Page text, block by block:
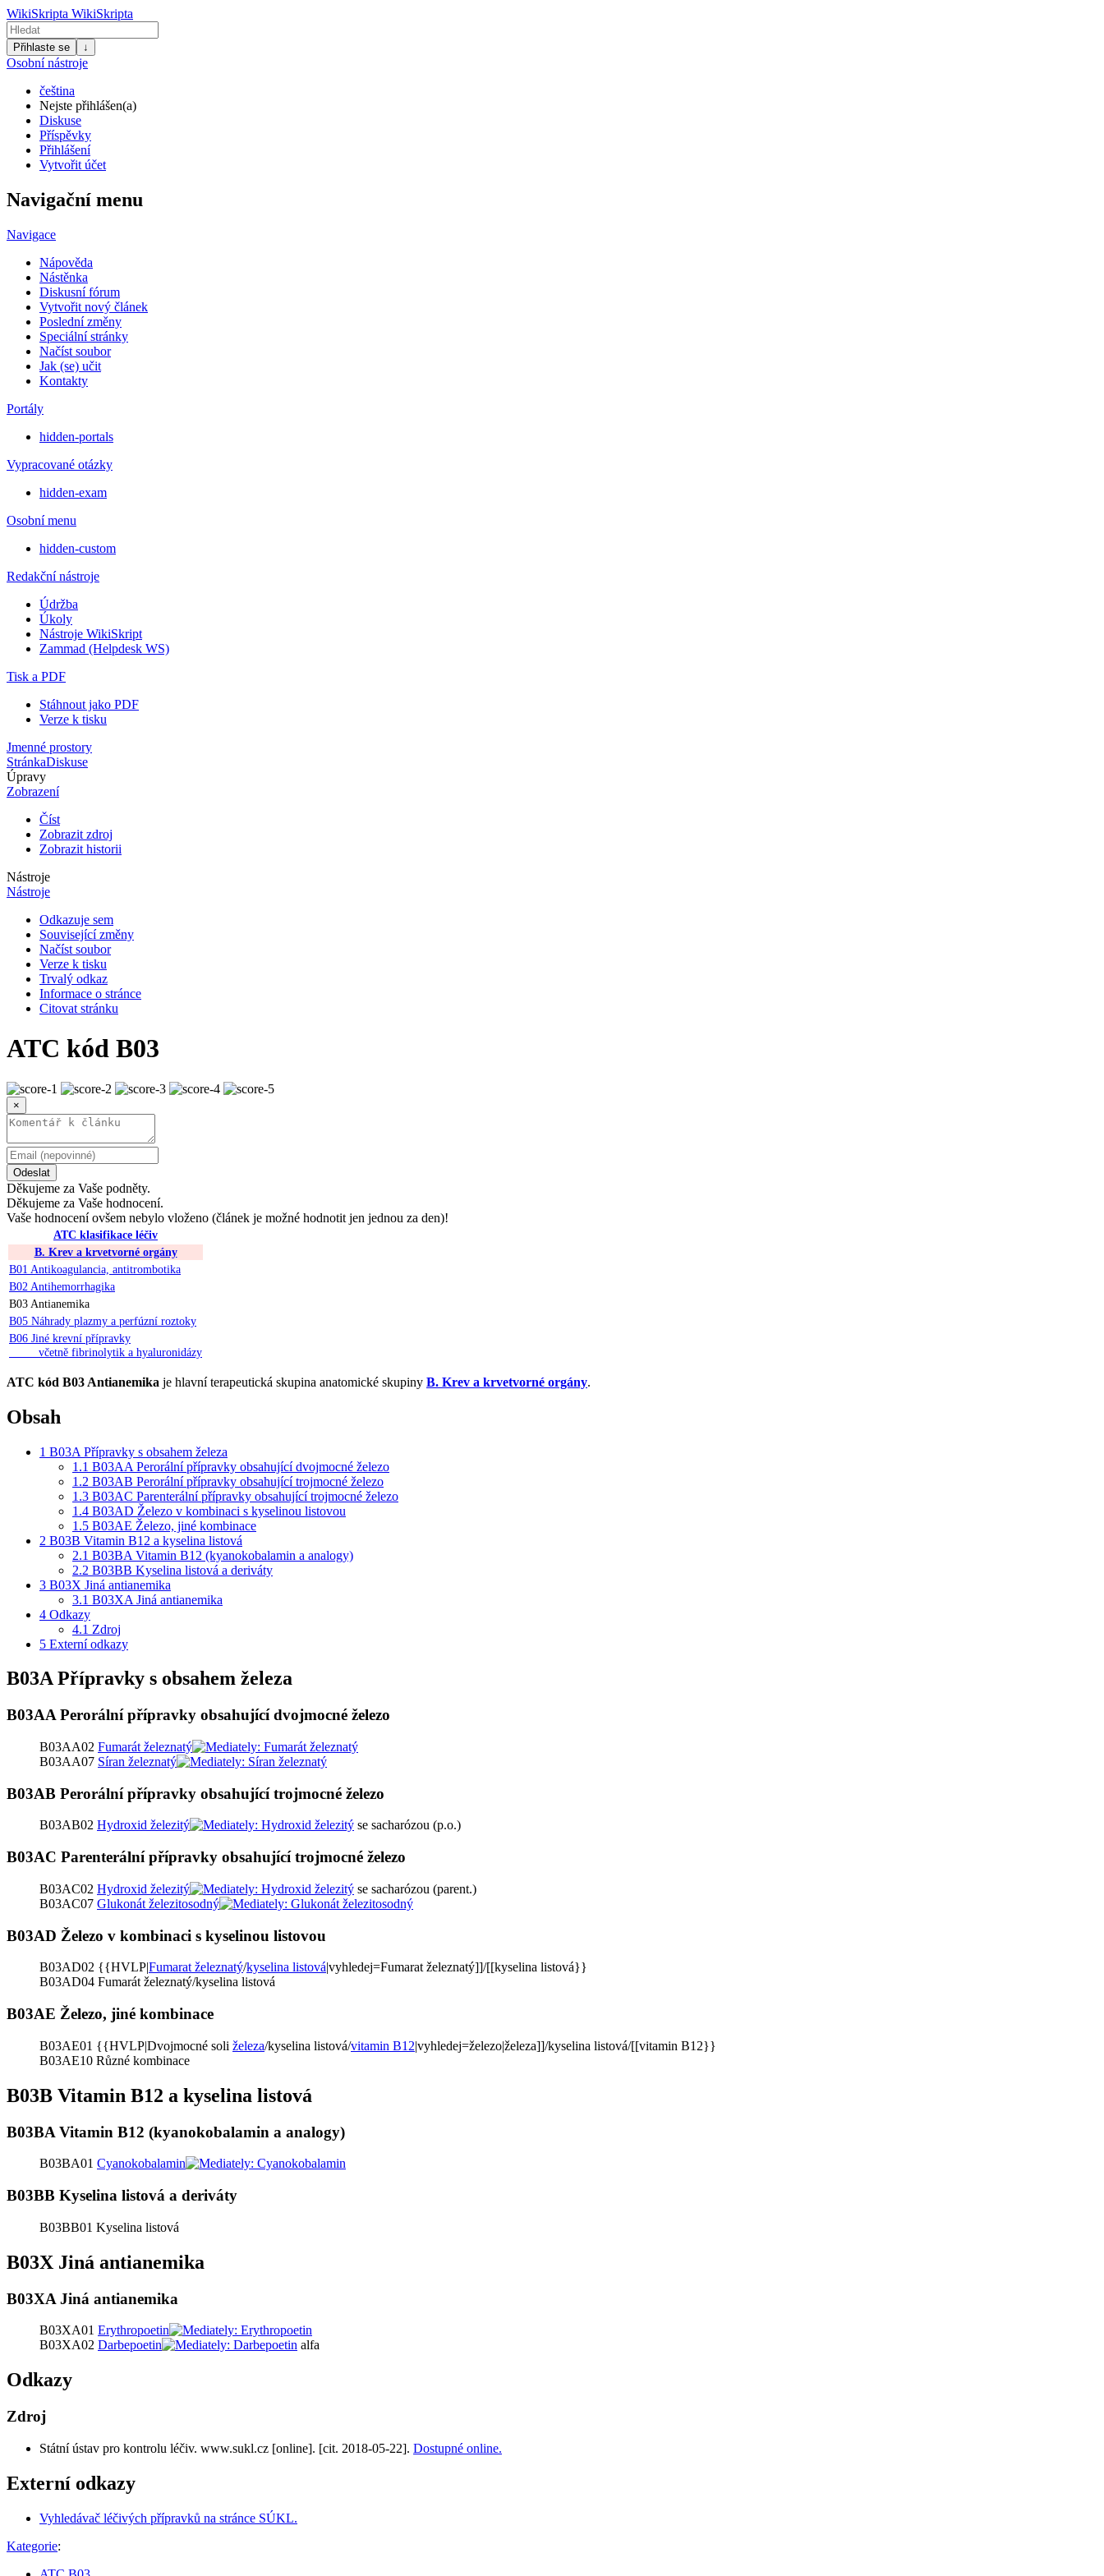
WikiSkripta WikiSkripta
Přihlaste se ↓
Osobní nástroje
čeština
Nejste přihlášen(a)
Diskuse
Příspěvky
Přihlášení
Vytvořit účet
Navigační menu
Navigace
Nápověda
Nástěnka
Diskusní fórum
Vytvořit nový článek
Poslední změny
Speciální stránky
Načíst soubor
Jak (se) učit
Kontakty
Portály
hidden-portals
Vypracované otázky
hidden-exam
Osobní menu
hidden-custom
Redakční nástroje
Údržba
Úkoly
Nástroje WikiSkript
Zammad (Helpdesk WS)
Tisk a PDF
Stáhnout jako PDF
Verze k tisku
Jmenné prostory
StránkaDiskuse
Úpravy
Zobrazení
Číst
Zobrazit zdroj
Zobrazit historii
Nástroje
Nástroje
Odkazuje sem
Související změny
Načíst soubor
Verze k tisku
Trvalý odkaz
Informace o stránce
Citovat stránku
ATC kód B03
×
Odeslat
Děkujeme za Vaše podněty.
Děkujeme za Vaše hodnocení.
Vaše hodnocení ovšem nebylo vloženo (článek je možné hodnotit jen jednou za den)!
ATC klasifikace léčiv
B. Krev a krvetvorné orgány
B01 Antikoagulancia, antitrombotika
B02 Antihemorrhagika
B03 Antianemika
B05 Náhrady plazmy a perfúzní roztoky
B06 Jiné krevní přípravky
včetně fibrinolytik a hyaluronidázy
ATC kód B03 Antianemika je hlavní terapeutická skupina anatomické skupiny B. Krev a krvetvorné orgány.
Obsah
1 B03A Přípravky s obsahem železa
1.1 B03AA Perorální přípravky obsahující dvojmocné železo
1.2 B03AB Perorální přípravky obsahující trojmocné železo
1.3 B03AC Parenterální přípravky obsahující trojmocné železo
1.4 B03AD Železo v kombinaci s kyselinou listovou
1.5 B03AE Železo, jiné kombinace
2 B03B Vitamin B12 a kyselina listová
2.1 B03BA Vitamin B12 (kyanokobalamin a analogy)
2.2 B03BB Kyselina listová a deriváty
3 B03X Jiná antianemika
3.1 B03XA Jiná antianemika
4 Odkazy
4.1 Zdroj
5 Externí odkazy
B03A Přípravky s obsahem železa
B03AA Perorální přípravky obsahující dvojmocné železo
B03AA02 Fumarát železnatý
B03AA07 Síran železnatý
B03AB Perorální přípravky obsahující trojmocné železo
B03AB02 Hydroxid železitý se sacharózou (p.o.)
B03AC Parenterální přípravky obsahující trojmocné železo
B03AC02 Hydroxid železitý
se sacharózou (parent.)
B03AC07 Glukonát železitosodný
B03AD Železo v kombinaci s kyselinou listovou
B03AD02 {{HVLP|Fumarat železnatý/kyselina listová|vyhledej=Fumarat železnatý]]/[[kyselina listová}}
B03AD04 Fumarát železnatý/kyselina listová
B03AE Železo, jiné kombinace
B03AE01 {{HVLP|Dvojmocné soli železa/kyselina listová/vitamin B12|vyhledej=železo|železa]]/kyselina listová/[[vitamin B12}}
B03AE10 Různé kombinace
B03B Vitamin B12 a kyselina listová
B03BA Vitamin B12 (kyanokobalamin a analogy)
B03BA01 Cyanokobalamin
B03BB Kyselina listová a deriváty
B03BB01 Kyselina listová
B03X Jiná antianemika
B03XA Jiná antianemika
B03XA01 Erythropoetin
B03XA02 Darbepoetin alfa
Odkazy
Zdroj
Státní ústav pro kontrolu léčiv. www.sukl.cz [online]. [cit. 2018-05-22]. Dostupné online.
Externí odkazy
Vyhledávač léčivých přípravků na stránce SÚKL.
Kategorie: